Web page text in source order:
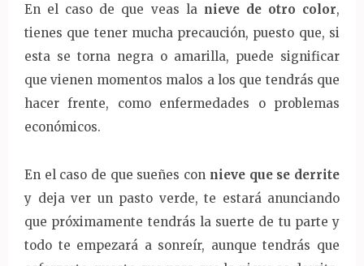
En el caso de que veas la nieve de otro color,
tienes que tener mucha precaución, puesto que, si
esta se torna negra o amarilla, puede significar
que vienen momentos malos a los que tendrás que
hacer frente, como enfermedades o problemas
económicos.
En el caso de que sueñes con nieve que se derrite
y deja ver un pasto verde, te estará anunciando
que próximamente tendrás la suerte de tu parte y
todo te empezará a sonreír, aunque tendrás que